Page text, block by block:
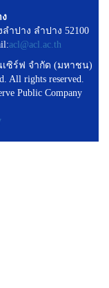
ำปาง ลำปาง 52100
acl@acl.ac.th
ซิร์ฟ จำกัด (มหาชน)
All rights reserved.
Public Company